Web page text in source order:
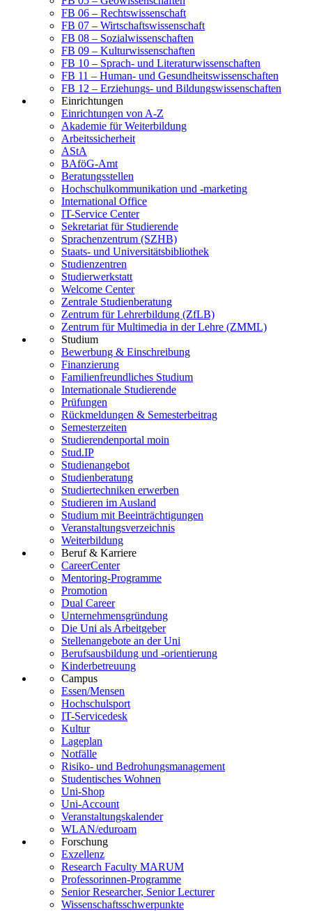
FB 06 – Rechtswissenschaft
FB 07 – Wirtschaftswissenschaft
FB 08 – Sozialwissenschaften
FB 09 – Kulturwissenschaften
FB 10 – Sprach- und Literaturwissenschaften
FB 11 – Human- und Gesundheitswissenschaften
FB 12 – Erziehungs- und Bildungswissenschaften
Einrichtungen
Einrichtungen von A-Z
Akademie für Weiterbildung
Arbeitssicherheit
AStA
BAföG-Amt
Beratungsstellen
Hochschulkommunikation und -marketing
International Office
IT-Service Center
Sekretariat für Studierende
Sprachenzentrum (SZHB)
Staats- und Universitätsbibliothek
Studienzentren
Studierwerkstatt
Welcome Center
Zentrale Studienberatung
Zentrum für Lehrerbildung (ZfLB)
Zentrum für Multimedia in der Lehre (ZMML)
Studium
Bewerbung & Einschreibung
Finanzierung
Familienfreundliches Studium
Internationale Studierende
Prüfungen
Rückmeldungen & Semesterbeitrag
Semesterzeiten
Studierendenportal moin
Stud.IP
Studienangebot
Studienberatung
Studiertechniken erwerben
Studieren im Ausland
Studium mit Beeinträchtigungen
Veranstaltungsverzeichnis
Weiterbildung
Beruf & Karriere
CareerCenter
Mentoring-Programme
Promotion
Dual Career
Unternehmensgründung
Die Uni als Arbeitgeber
Stellenangebote an der Uni
Berufsausbildung und -orientierung
Kinderbetreuung
Campus
Essen/Mensen
Hochschulsport
IT-Servicedesk
Kultur
Lageplan
Notfälle
Risiko- und Bedrohungsmanagement
Studentisches Wohnen
Uni-Shop
Uni-Account
Veranstaltungskalender
WLAN/eduroam
Forschung
Exzellenz
Research Faculty MARUM
Professorinnen-Programme
Senior Researcher, Senior Lecturer
Wissenschaftsschwerpunkte